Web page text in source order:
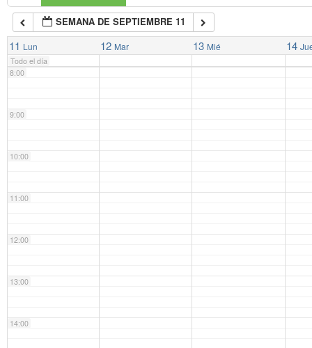
SEMANA DE SEPTIEMBRE 11
11 Lun 12 Mar 13 Mié 14
Todo el día
7:00
8:00
9:00
10:00
11:00
12:00
13:00
14:00